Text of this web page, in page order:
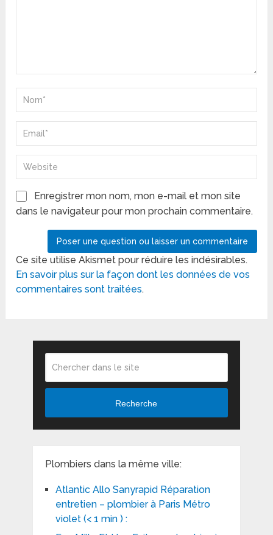
Enregistrer mon nom, mon e-mail et mon site
dans le navigateur pour mon prochain commentaire.
Ce site utilise Akismet pour réduire les indésirables.
En savoir plus sur la façon dont les données de vos
commentaires sont traitées.
Recherche
Plombiers dans la même ville:
Atlantic Allo Sanyrapid Réparation
entretien – plombier à Paris Métro
violet (< 1 min ) :